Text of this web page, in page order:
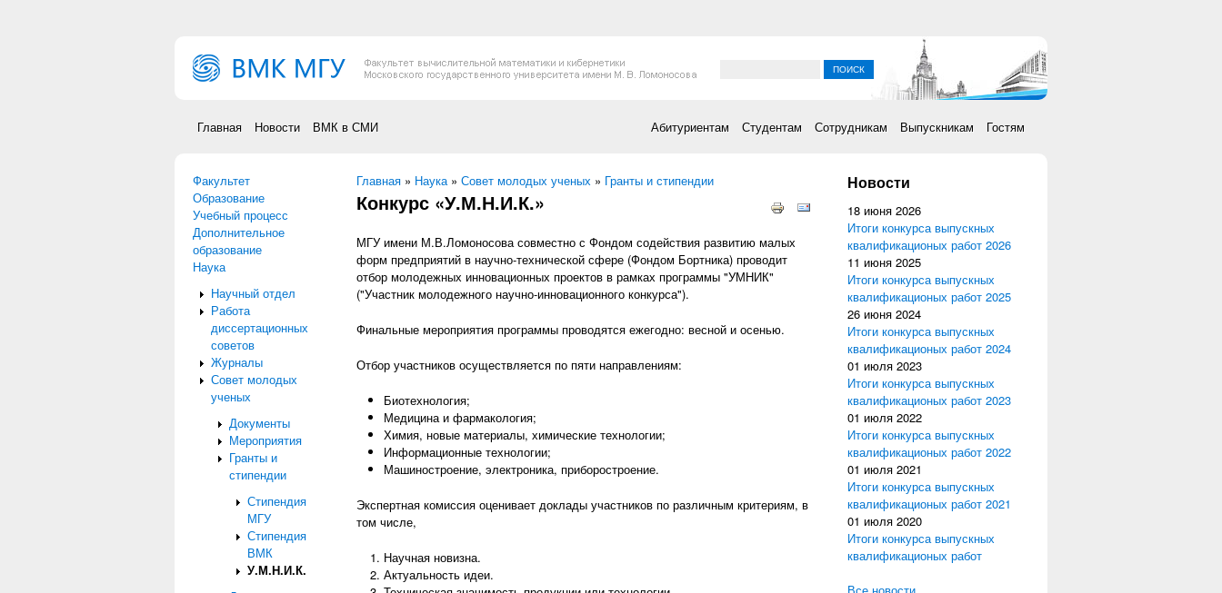
Главная Новости ВМК в СМИ Абитуриентам Студентам Сотрудникам Выпускникам Гостям
Факультет
Образование
Учебный процесс
Дополнительное
образование
Наука
Научный отдел
Работа
диссертационных
советов
Журналы
Совет молодых
ученых
Документы
Мероприятия
Гранты и
стипендии
Стипендия
МГУ
Стипендия
ВМК
У.М.Н.И.К.
Вы здесь
Главная » Наука» Совет молодых ученых » Гранты и стипендии
Конкурс «У.М.Н.И.К.»
МГУ имени М.В.Ломоносова совместно с Фондом содействия развитию малых
форм предприятий в научно-технической сфере (Фондом Бортника) проводит
отбор молодежных инновационных проектов в рамках программы "УМНИК"
("Участник молодежного научно-инновационного конкурса").
Финальные мероприятия программы проводятся ежегодно: весной и осенью.
Отбор участников осуществляется по пяти направлениям:
Биотехнология;
Медицина и фармакология;
Химия, новые материалы, химические технологии;
Информационные технологии;
Машиностроение, электроника, приборостроение.
Экспертная комиссия оценивает доклады участников по различным критериям, в
том числе,
Научная новизна.
Актуальность идеи.
Новости
18 июня 2026
Итоги конкурса выпускных
квалификационых работ 2026
11 июня 2025
Итоги конкурса выпускных
квалификационых работ 2025
26 июня 2024
Итоги конкурса выпускных
квалификационых работ 2024
01 июля 2023
Итоги конкурса выпускных
квалификационых работ 2023
01 июля 2022
Итоги конкурса выпускных
квалификационых работ 2022
01 июля 2021
Итоги конкурса выпускных
квалификационых работ 2021
01 июля 2020
Итоги конкурса выпускных
квалификационых работ